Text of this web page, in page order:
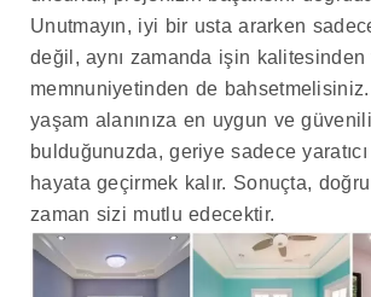
Unutmayın, iyi bir usta ararken
değil, aynı zamanda işin kalitesinden
memnuniyetinden de
yaşam alanınıza en uygun ve
bulduğunuzda, geriye sadece
hayata geçirmek kalır. Sonuçta,
zaman sizi mutlu edecektir.